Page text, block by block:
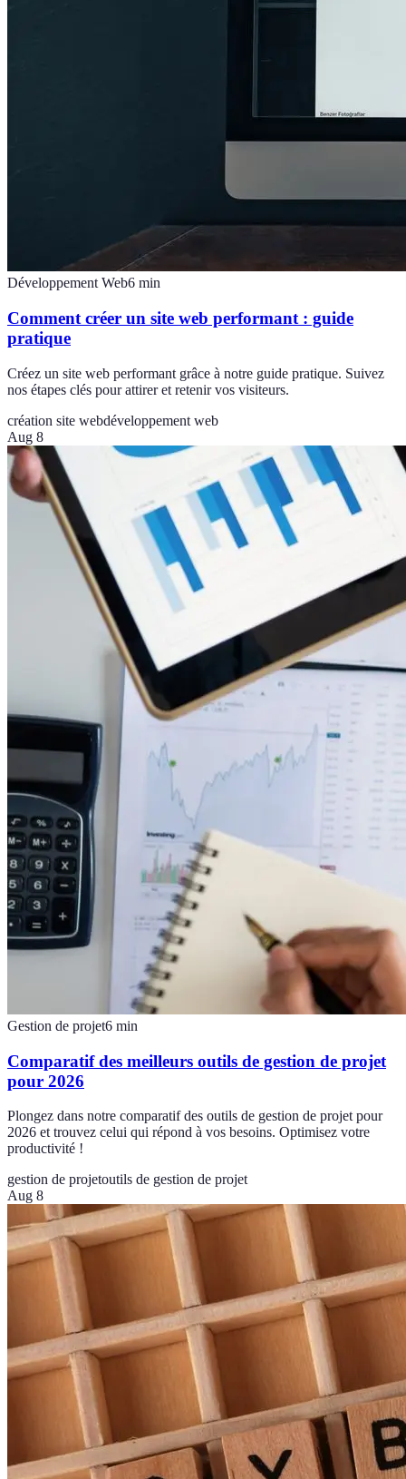
Développement Web6 min
Comment créer un site web performant : guide
pratique
Créez un site web performant grâce à notre guide pratique. Suivez
nos étapes clés pour attirer et retenir vos visiteurs.
création site webdéveloppement web
Aug 8
Gestion de projet6 min
Comparatif des meilleurs outils de gestion de projet
pour 2026
Plongez dans notre comparatif des outils de gestion de projet pour
2026 et trouvez celui qui répond à vos besoins. Optimisez votre
productivité !
gestion de projetoutils de gestion de projet
Aug 8